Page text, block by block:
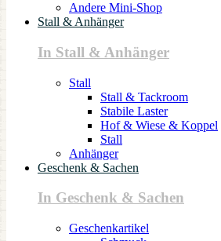
Andere Mini-Shop
Stall & Anhänger
In Stall & Anhänger
Stall
Stall & Tackroom
Stabile Laster
Hof & Wiese & Koppel
Stall
Anhänger
Geschenk & Sachen
In Geschenk & Sachen
Geschenkartikel